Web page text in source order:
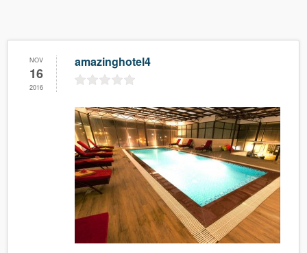
NOV
16
2016
amazinghotel4